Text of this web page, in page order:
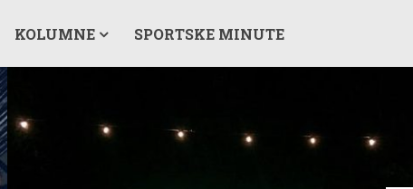
KOLUMNE SPORTSKE MINUTE